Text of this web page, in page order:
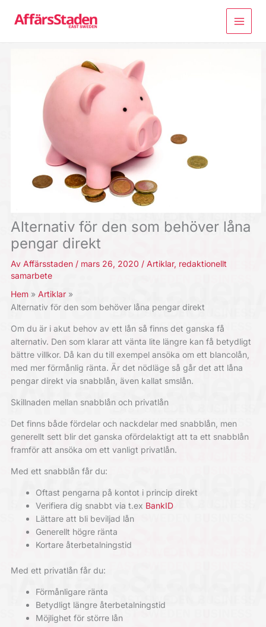
Alternativ för den som behöver låna
pengar direkt
Av Affärsstaden / mars 26, 2020 / Artiklar, redaktionellt
samarbete
Hem
Artiklar
Alternativ för den som behöver låna pengar direkt
Om du är i akut behov av ett lån så finns det ganska få
alternativ. Den som klarar att vänta lite längre kan få betydligt
bättre villkor. Då kan du till exempel ansöka om ett blancolån,
med mer förmånlig ränta. Är det nödläge så går det att låna
pengar direkt via snabblån, även kallat smslån.
Skillnaden mellan snabblån och privatlån
Det finns både fördelar och nackdelar med snabblån, men
generellt sett blir det ganska ofördelaktigt att ta ett snabblån
framför att ansöka om ett vanligt privatlån.
Med ett snabblån får du:
Oftast pengarna på kontot i princip direkt
Verifiera dig snabbt via t.ex BankID
Lättare att bli beviljad lån
Generellt högre ränta
Kortare återbetalningstid
Med ett privatlån får du:
Förmånligare ränta
Betydligt längre återbetalningstid
Möjlighet för större lån